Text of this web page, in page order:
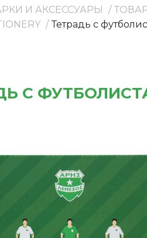
И АКСЕССУАРЫ
Тетрадь с
С